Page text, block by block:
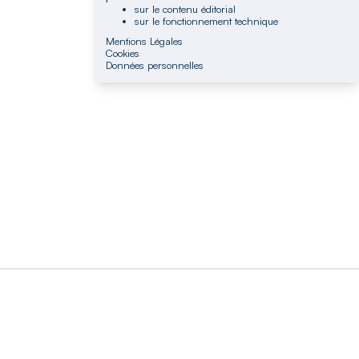
sur le contenu éditorial
sur le fonctionnement technique
Mentions Légales
Cookies
Données personnelles